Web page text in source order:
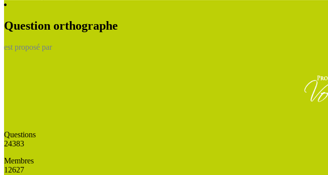
Question orthographe
est proposé par
Questions
24383
Membres
12627